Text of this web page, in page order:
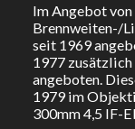
Im Angebot
Brennweiten-/
seit 1969
1977
angeboten.
1979 im
300mm 4,5 IF-